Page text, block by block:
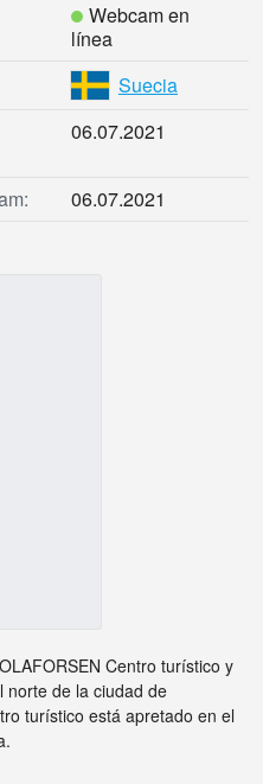
Webcam en
línea
Suecia
06.07.2021
06.07.2021
Centro turístico y
norte de la ciudad de
turístico está apretado en el